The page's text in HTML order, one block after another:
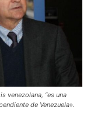
venezolana, “es una
de Venezuela».